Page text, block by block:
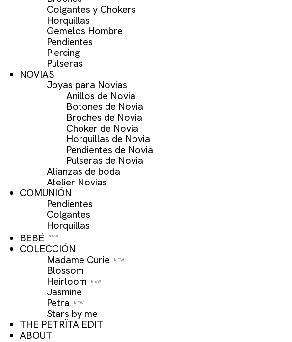
Colgantes y Chokers
Horquillas
Gemelos Hombre
Pendientes
Piercing
Pulseras
NOVIAS
Joyas para Novias
Anillos de Novia
Botones de Novia
Broches de Novia
Choker de Novia
Horquillas de Novia
Pendientes de Novia
Pulseras de Novia
Alianzas de boda
Atelier Novias
COMUNIÓN
Pendientes
Colgantes
Horquillas
BEBÉ
COLECCIÓN
Madame Curie
Blossom
Heirloom
Jasmine
Petra
Stars by me
THE PETRÏTA EDIT
ABOUT